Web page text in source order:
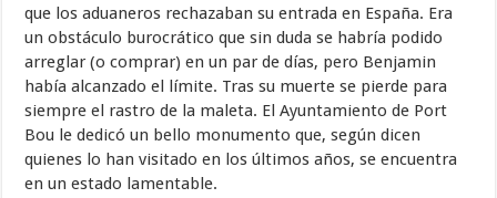
que los aduaneros rechazaban su entrada en España. Era
un obstáculo burocrático que sin duda se habría podido
arreglar (o comprar) en un par de días, pero Benjamin
había alcanzado el límite. Tras su muerte se pierde para
siempre el rastro de la maleta. El Ayuntamiento de Port
Bou le dedicó un bello monumento que, según dicen
quienes lo han visitado en los últimos años, se encuentra
en un estado lamentable.